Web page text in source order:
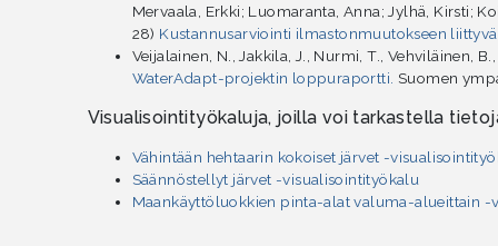
Mervaala, Erkki; Luomaranta, Anna; Jylhä, Kirsti;
28) Kustannusarviointi ilmastonmuutokseen
Veijalainen, N., Jakkila, J., Nurmi, T., Vehviläinen,
WaterAdapt-projektin loppuraportti. Suomen
Visualisointityökaluja, joilla voi tarkastella
Vähintään hehtaarin kokoiset järvet -
Säännöstellyt järvet -visualisointityökalu
Maankäyttöluokkien pinta-alat valuma-alueittain -